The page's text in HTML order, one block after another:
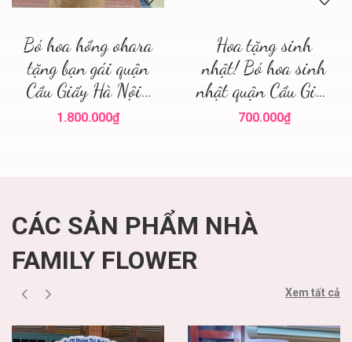
Bó hoa hồng ohara
tặng bạn gái quận
Cầu Giấy Hà Nội ,
điện hoa hà nội
1.800.000₫
Hoa tặng sinh
nhật! Bó hoa sinh
nhật quận Cầu Giấy
! Family flower hoa
700.000₫
CÁC SẢN PHẨM NHÀ
FAMILY FLOWER
Xem tất cả